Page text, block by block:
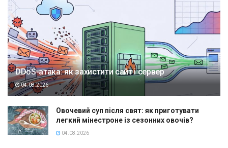
DDoS-атака: як захистити сайт і сервер
04.08.2026
Овочевий суп після свят: як приготувати
легкий мінестроне із сезонних овочів?
04.08.2026